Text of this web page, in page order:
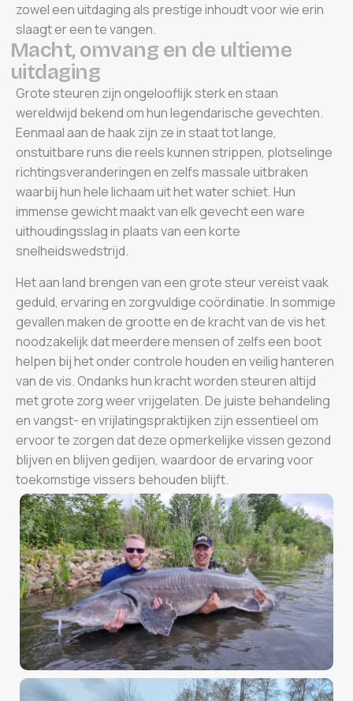
zowel een uitdaging als prestige inhoudt voor wie erin
slaagt er een te vangen.
Macht, omvang en de ultieme
uitdaging
Grote steuren zijn ongelooflijk sterk en staan
wereldwijd bekend om hun legendarische gevechten.
Eenmaal aan de haak zijn ze in staat tot lange,
onstuitbare runs die reels kunnen strippen, plotselinge
richtingsveranderingen en zelfs massale uitbraken
waarbij hun hele lichaam uit het water schiet. Hun
immense gewicht maakt van elk gevecht een ware
uithoudingsslag in plaats van een korte
snelheidswedstrijd.
Het aan land brengen van een grote steur vereist vaak
geduld, ervaring en zorgvuldige coördinatie. In sommige
gevallen maken de grootte en de kracht van de vis het
noodzakelijk dat meerdere mensen of zelfs een boot
helpen bij het onder controle houden en veilig hanteren
van de vis. Ondanks hun kracht worden steuren altijd
met grote zorg weer vrijgelaten. De juiste behandeling
en vangst- en vrijlatingspraktijken zijn essentieel om
ervoor te zorgen dat deze opmerkelijke vissen gezond
blijven en blijven gedijen, waardoor de ervaring voor
toekomstige vissers behouden blijft.